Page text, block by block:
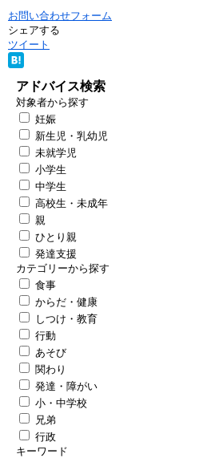
お問い合わせフォーム
シェアする
ツイート
アドバイス検索
対象者から探す
妊娠
新生児・乳幼児
未就学児
小学生
中学生
高校生・未成年
親
ひとり親
発達支援
カテゴリーから探す
食事
からだ・健康
しつけ・教育
行動
あそび
関わり
発達・障がい
小・中学校
兄弟
行政
キーワード